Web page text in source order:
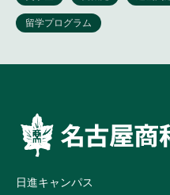
日進キャンパス